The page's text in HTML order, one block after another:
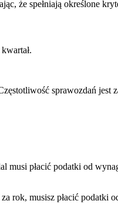
że spełniają określone
sprawozdań jest
musi płacić podatki od
rok, musisz płacić podatki